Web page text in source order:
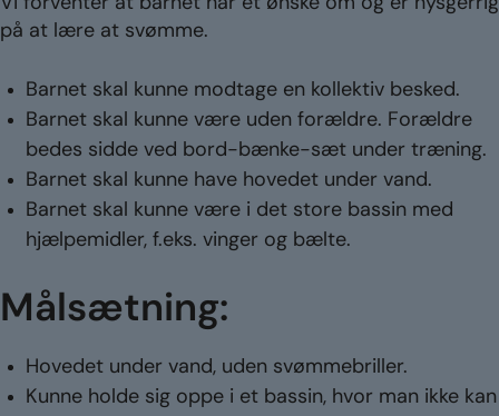
på at lære at svømme.
Barnet skal kunne modtage en kollektiv besked.
Barnet skal kunne være uden forældre. Forældre
bedes sidde ved bord-bænke-sæt under træning.
Barnet skal kunne have hovedet under vand.
Barnet skal kunne være i det store bassin med
hjælpemidler, f.eks. vinger og bælte.
Målsætning:
Hovedet under vand, uden svømmebriller.
Kunne holde sig oppe i et bassin, hvor man ikke kan